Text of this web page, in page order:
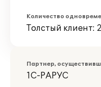
Количество
Толстый клиент: 2
Партнер,
1С-РАРУС